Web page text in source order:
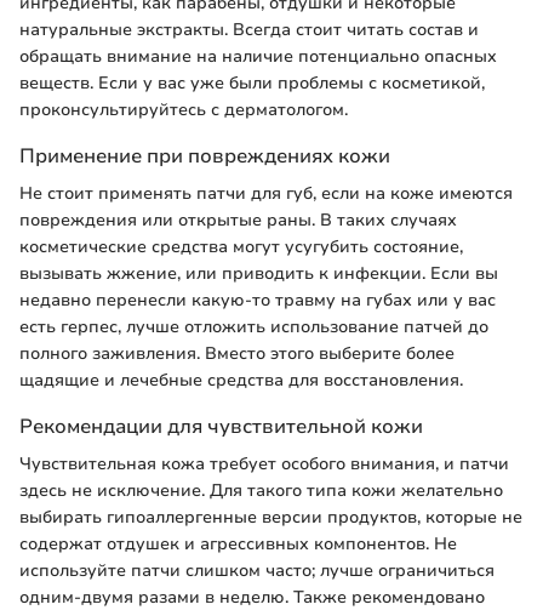
натуральные экстракты. Всегда стоит читать состав и
обращать внимание на наличие потенциально опасных
веществ. Если у вас уже были проблемы с косметикой,
проконсультируйтесь с дерматологом.
Применение при повреждениях кожи
Не стоит применять патчи для губ, если на коже имеются
повреждения или открытые раны. В таких случаях
косметическиe средства могут усугубить состояние,
вызывать жжение, или приводить к инфекции. Если вы
недавно перенесли какую-то травму на губах или у вас
есть герпес, лучше отложить использование патчей до
полного заживления. Вместо этого выберите более
щадящие и лечебные средства для восстановления.
Рекомендации для чувствительной кожи
Чувствительная кожа требует особого внимания, и патчи
здесь не исключение. Для такого типа кожи желательно
выбирать гипоаллергенные версии продуктов, которые не
содержат отдушек и агрессивных компонентов. Не
используйте патчи слишком часто; лучше ограничиться
одним-двумя разами в неделю. Также рекомендовано